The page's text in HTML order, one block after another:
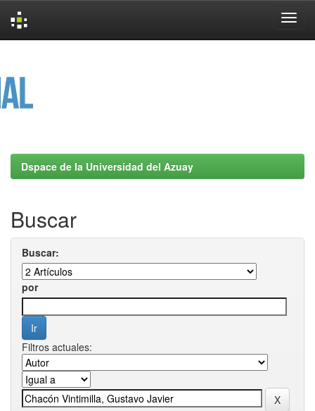
Dspace de la Universidad del Azuay
Buscar
Buscar:
por
Filtros actuales: